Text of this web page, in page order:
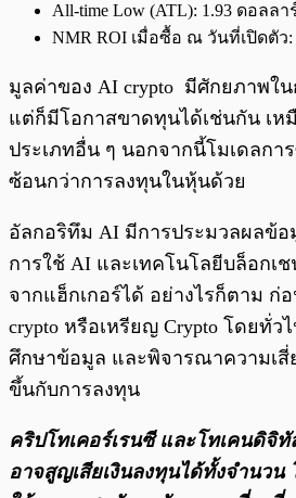
All-time Low (ATL): 1.93 ดอลลา
NMR ROI เมื่อซื้อ ณ วันที่เปิดตัว:
มูลค่าของ AI crypto มีศักยภาพใน
แต่ก็มีโอกาสขาดทุนได้เช่นกัน เห
ประเภทอื่น ๆ นอกจากนี้โมเดลก
ซ้อนกว่าการลงทุนในหุ้นด้วย
อัลกอริทึม AI มีการประมวลผลข้
การใช้ AI และเทคโนโลยีบล็อกเ
จากแฮ็กเกอร์ได้ อย่างไรก็ตาม ก่
crypto หรือเหรียญ Crypto โดยทั่
ศึกษาข้อมูล และพิจารณาความเสี่
ขึ้นกับการลงทุน
คริปโทเคอร์เรนซี และโทเคนดิจิ
อาจสูญเสียเงินลงทุนได้ทั้งจํานวน